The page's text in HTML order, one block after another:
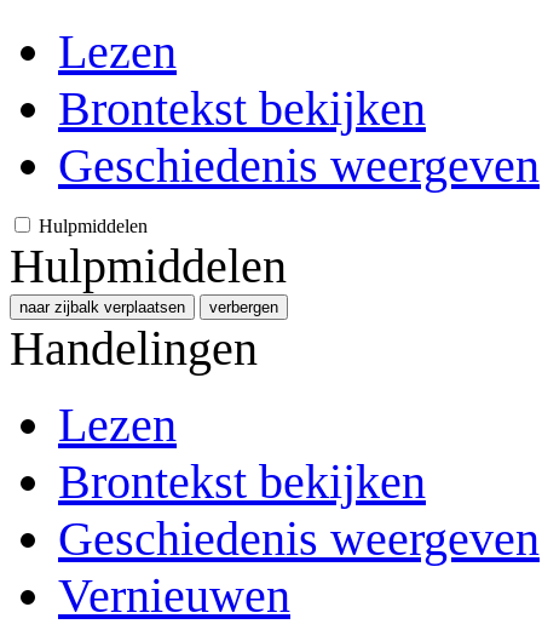
Lezen
Brontekst bekijken
Geschiedenis weergeven
Hulpmiddelen
Hulpmiddelen
naar zijbalk verplaatsen verbergen
Handelingen
Lezen
Brontekst bekijken
Geschiedenis weergeven
Vernieuwen